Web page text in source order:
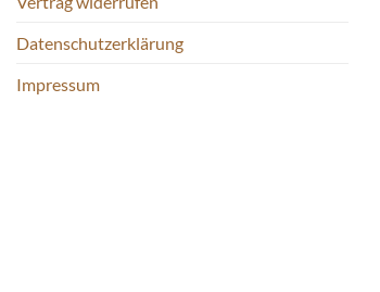
Datenschutzerklärung
Impressum